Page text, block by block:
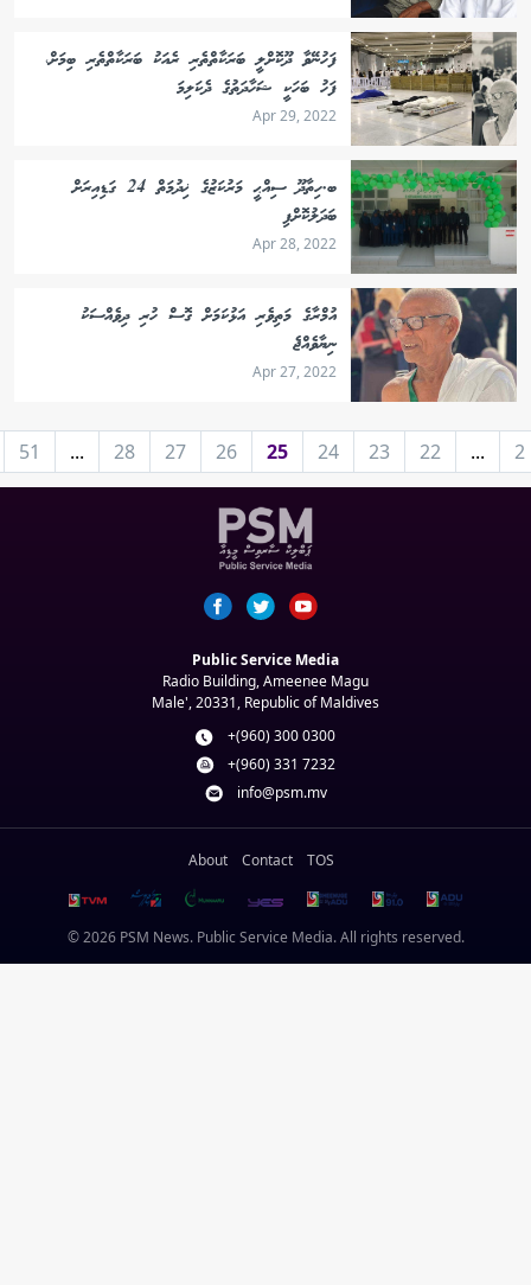
ފަހުނޭވާ ދޫކޮށްލީ ބަރަކާތްތެރި ރެއަކު ބަރަކާތްތެރި ބިމަށް،
ފަހު ބަހަކީ ޝަހާދަތުގެ ދެކަލިމަ
Apr 29, 2022
ބ.ހިތާދޫ ސިއްޙީ މަރުކަޒުގެ ޚިދުމަތް 24 ގަޑިއިރަށް
ބަދަލުކޮށްފި
Apr 28, 2022
އުމްރާގެ މަތިވެރި އަޅުކަމަށް ގޮސް ހުރި ދިވެއްސަކު
ނިޔާވެއްޖެ
Apr 27, 2022
2
...
22
23
24
25
26
27
28
...
51
Public Service Media
Radio Building, Ameenee Magu
Male', 20331, Republic of Maldives
+(960) 300 0300
+(960) 331 7232
info@psm.mv
About Contact TOS
© 2026 PSM News. Public Service Media. All rights reserved.